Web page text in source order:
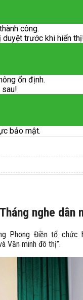
công.
duyệt trước khi hiển
ổn định.
bảo mật.
nghe dân
Phong Điền tổ chức
Văn minh đô thị”.